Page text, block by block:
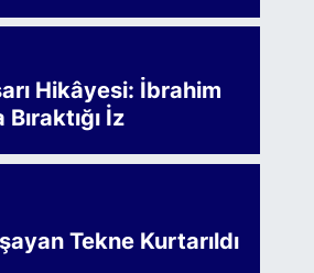
Hikâyesi: İbrahim
İz
Tekne Kurtarıldı